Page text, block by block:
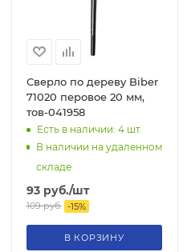
Сверло по дереву Biber
71020 перовое 20 мм,
тов-041958
Есть в наличии: 4шт.
В наличии на удаленном
складе
93руб./шт
109руб. -15%
В КОРЗИНУ